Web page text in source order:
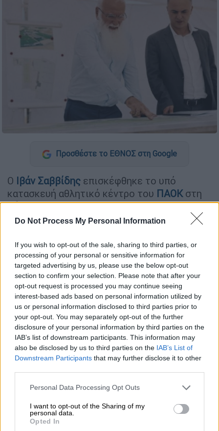
Do Not Process My Personal Information
If you wish to opt-out of the sale, sharing to third parties, or
processing of your personal or sensitive information for
targeted advertising by us, please use the below opt-out
section to confirm your selection. Please note that after your
opt-out request is processed you may continue seeing
interest-based ads based on personal information utilized by
us or personal information disclosed to third parties prior to
your opt-out. You may separately opt-out of the further
disclosure of your personal information by third parties on the
IAB’s list of downstream participants. This information may
also be disclosed by us to third parties on the IAB’s List of
Downstream Participants that may further disclose it to other
Please note that this website/app uses one or more Google
not limited to your visit or usage behaviour. You may click to
grant or deny consent to Google and its third-party tags to
use your data for below specified purposes in below Google
Personal Data Processing Opt Outs
I want to opt-out of the Sharing of my
personal data.
Opted In
Προσθέστε το ΕΘΝΟΣ στη Google
Ο Ιβάν Σαββίδης επισκέφθηκε το υπό
κατασκευή αθλητικό κέντρο του ΠΑΟΚστη
Θέρμη, εκφράζοντας την ικανοποίησή του
για την πρόοδο των εργασιών και
δημιουργηθεί το πιο σύγχρονο προπονητικό
κέντρο στα Βαλκάνια, εφάμιλλο των
μεγάλων ευρωπαϊκών ομάδων.
ΔΙΑΒΑΣΤΕ ΕΠΙΣΗΣ
Αθλητισμός|27.08.2025 18:16
ΠΑΟΚ -Ριέκα την Πέμπτη 28
Αυγούστου, στις 20:30 στο OPEN
Αθλητισμός|27.08.2025 20:44
«Πέταξε» και πάλι στα 6 μέτρα ο
Καραλής! Δεύτερη θέση στο Diamond
League